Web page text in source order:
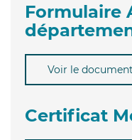
Formulaire
Voir le document
Certificat